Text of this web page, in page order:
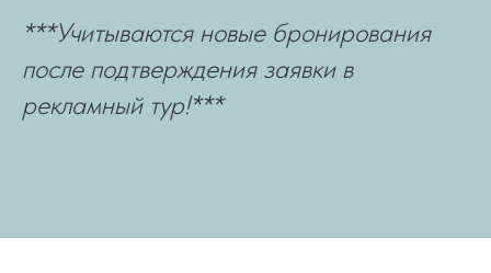
***Учитываются новые бронирования
после подтверждения заявки в
рекламный тур!***